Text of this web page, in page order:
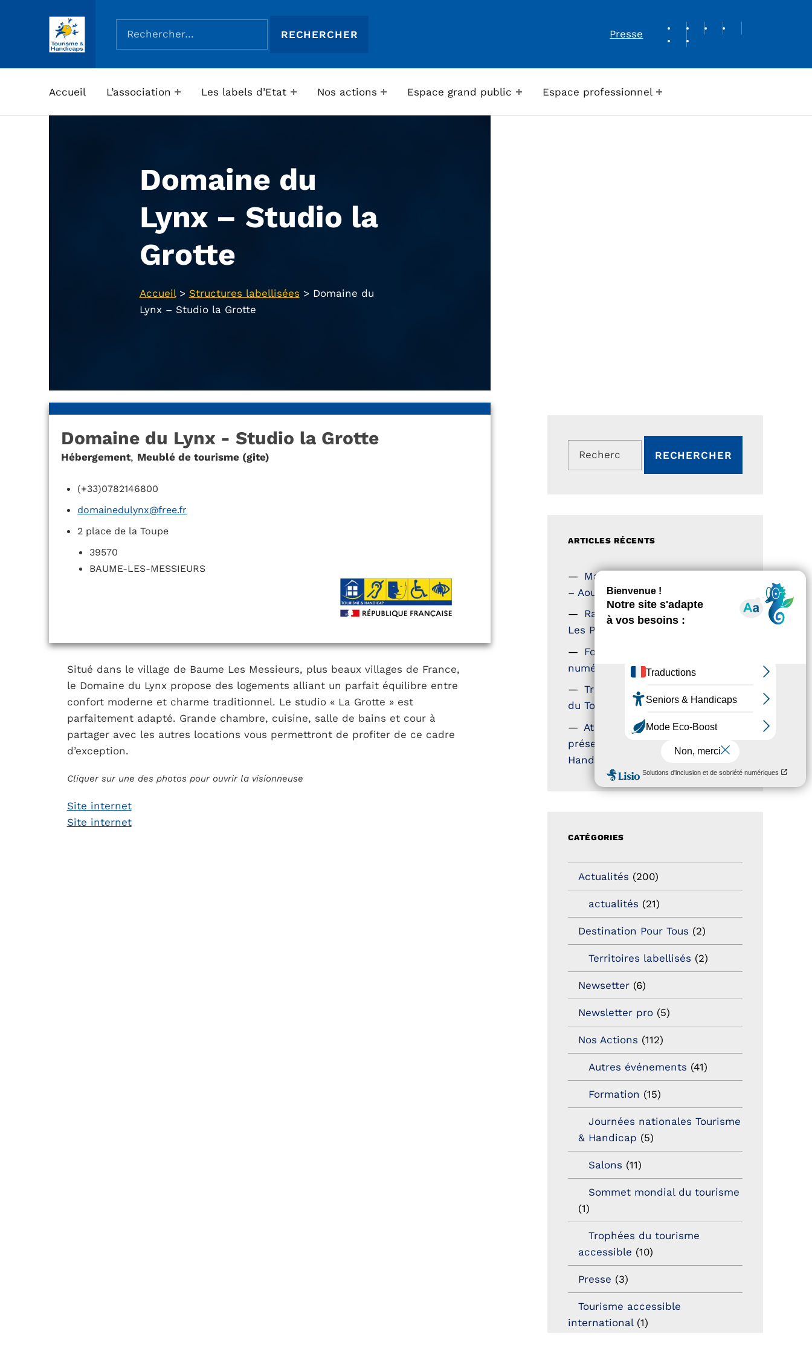
ASSOCIATION TOURISME ET HANDICAPS
Rechercher :
Presse
REVUE DE PRESSE
Accueil L’association Les labels d’Etat Nos actions Espace grand public Espace professionnel
Domaine du
Lynx – Studio la
Grotte
Accueil> Structures labellisées > Domaine du
Lynx – Studio la Grotte
Domaine du Lynx - Studio la Grotte
Hébergement, Meublé de tourisme (gite)
(+33)0782146800
domainedulynx@free.fr
2 place de la Toupe
39570
BAUME-LES-MESSIEURS
Situé dans le village de Baume Les Messieurs, plus beaux villages de France,
le Domaine du Lynx propose des logements alliant un parfait équilibre entre
confort moderne et charme traditionnel. Le studio « La Grotte » est
parfaitement adapté. Grande chambre, cuisine, salle de bains et cour à
partager avec les autres locations vous permettront de profiter de ce cadre
d’exception.
Cliquer sur une des photos pour ouvrir la visionneuse
Site internet
Site internet
Rechercher :
ARTICLES RÉCENTS
Magazine Tourisme Accessible
– Aout 2026
Rallye Aicha des Gazelles –
Les Petillantes
Formation Communication
numérique
Trophées Horizons – Acteurs
du Tourisme Durable
Atout France – flyer
présentation label Tourisme &
Handicap
CATÉGORIES
Actualités (200)
actualités (21)
Destination Pour Tous (2)
Territoires labellisés (2)
Newsetter (6)
Newsletter pro (5)
Nos Actions (112)
Autres événements (41)
Formation (15)
Journées nationales Tourisme
& Handicap (5)
Salons (11)
Sommet mondial du tourisme
(1)
Trophées du tourisme
accessible (10)
Presse (3)
Tourisme accessible
international(1)